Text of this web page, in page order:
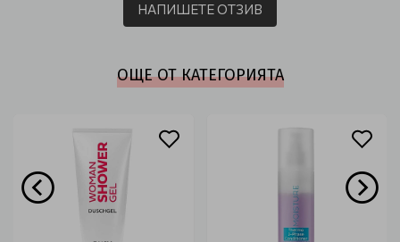
НАПИШЕТЕ ОТЗИВ
ОЩЕ ОТ КАТЕГОРИЯТА